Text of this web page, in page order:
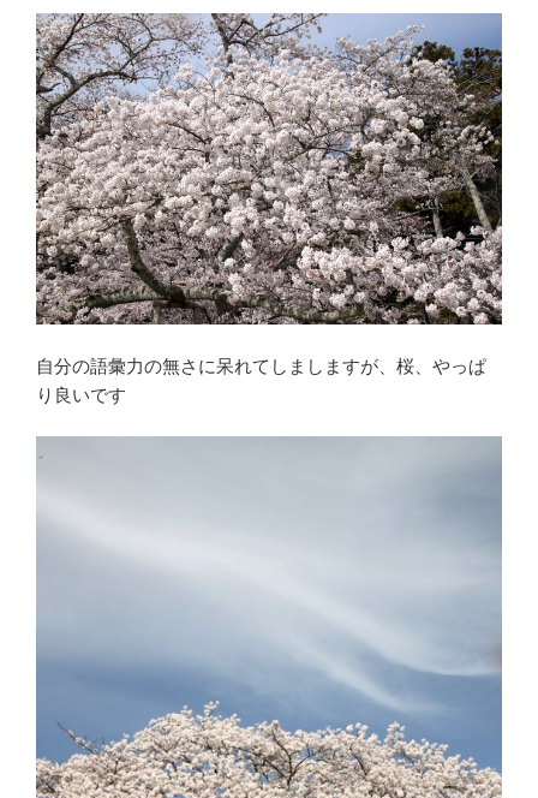
自分の語彙力の無さに呆れてしましますが、桜、やっぱ
り良いです